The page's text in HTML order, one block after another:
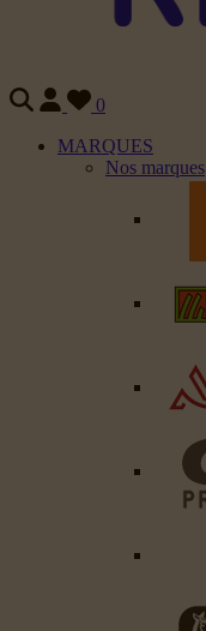
0
MARQUES
Nos marques